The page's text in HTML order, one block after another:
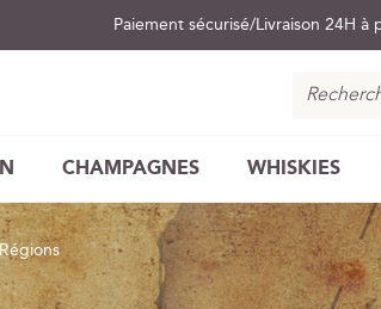
Paiement sécurisé Livraison 24H à
CHAMPAGNES WHISKIES